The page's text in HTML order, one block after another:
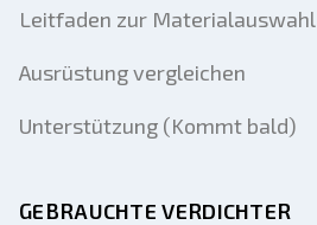
Leitfaden zur Materialauswahl
Ausrüstung vergleichen
Unterstützung (Kommt bald)
GEBRAUCHTE VERDICHTER